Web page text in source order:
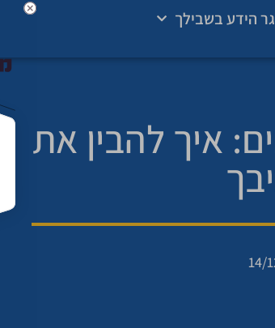
הידע בשבילך
איך להבין את
14/